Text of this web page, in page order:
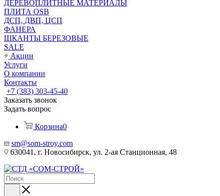
ДЕРЕВОПЛИТНЫЕ МАТЕРИАЛЫ
ПЛИТА OSB
ДСП, ДВП, ЦСП
ФАНЕРА
ШКАНТЫ БЕРЕЗОВЫЕ
SALE
Акции
Услуги
О компании
Контакты
+7 (383) 303-45-40
Заказать звонок
Задать вопрос
Корзина0
sm@som-stroy.com
630041, г. Новосибирск, ул. 2-ая Станционная, 48